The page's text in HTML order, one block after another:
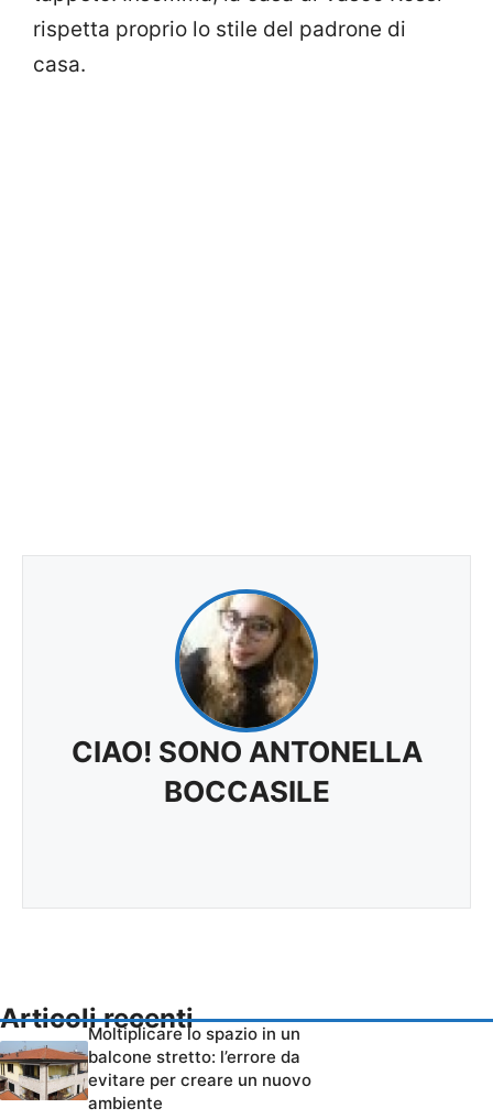
rispetta proprio lo stile del padrone di
casa.
CIAO! SONO ANTONELLA
BOCCASILE
Articoli recenti
Moltiplicare lo spazio in un
balcone stretto: l’errore da
evitare per creare un nuovo
ambiente